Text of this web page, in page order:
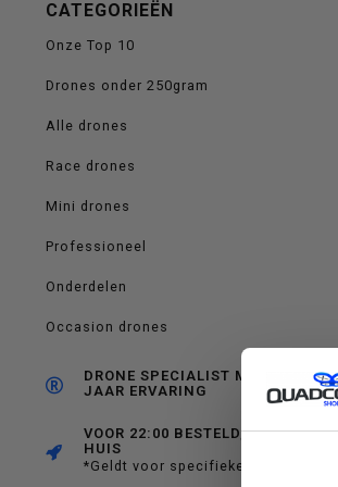
CATEGORIEËN
Onze Top 10
Drones onder 250gram
Alle drones
Race drones
Mini drones
Professioneel
Onderdelen
Occasion drones
DRONE SPECIALIST MET RUIM 10
JAAR ERVARING
VOOR 22:00 BESTELD, MORGEN IN
HUIS
*Geldt voor specifieke producten